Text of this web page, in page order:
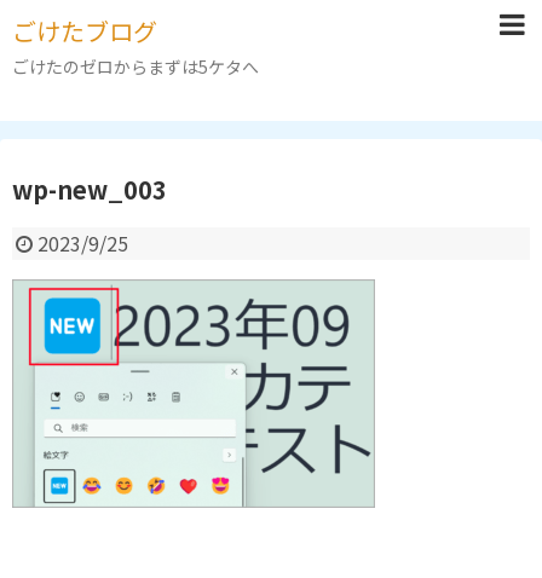
ごけたブログ
ごけたのゼロからまずは5ケタへ
wp-new_003
2023/9/25